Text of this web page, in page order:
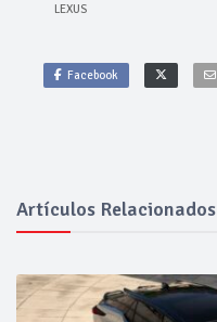
LEXUS
Facebook
Artículos Relacionados